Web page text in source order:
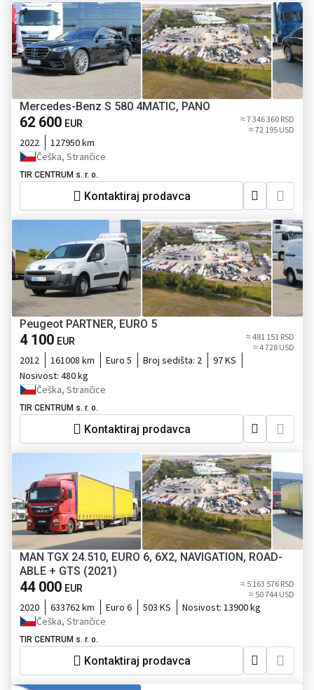
Mercedes-Benz S 580 4MATIC, PANO
62 600 EUR
≈ 7 346 360 RSD
≈ 72 195 USD
2022
127950 km
Češka, Strančice
TIR CENTRUM s. r. o.
Kontaktiraj prodavca
Peugeot PARTNER, EURO 5
4 100 EUR
≈ 481 151 RSD
≈ 4 728 USD
2012 161008 km Euro 5 Broj sedišta: 2
97 KS
Nosivost: 480 kg
Češka, Strančice
TIR CENTRUM s. r. o.
Kontaktiraj prodavca
MAN TGX 24.510, EURO 6, 6X2, NAVIGATION, ROAD-
ABLE + GTS (2021)
44 000 EUR
≈ 5 163 576 RSD
≈ 50 744 USD
2020 633762 km Euro 6 503 KS Nosivost: 13900 kg
Češka, Strančice
TIR CENTRUM s. r. o.
Kontaktiraj prodavca